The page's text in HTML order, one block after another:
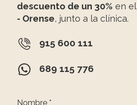
descuento de un 30% en el
- Orense, junto a la clínica.
915 600 111
689 115 776
Nombre *